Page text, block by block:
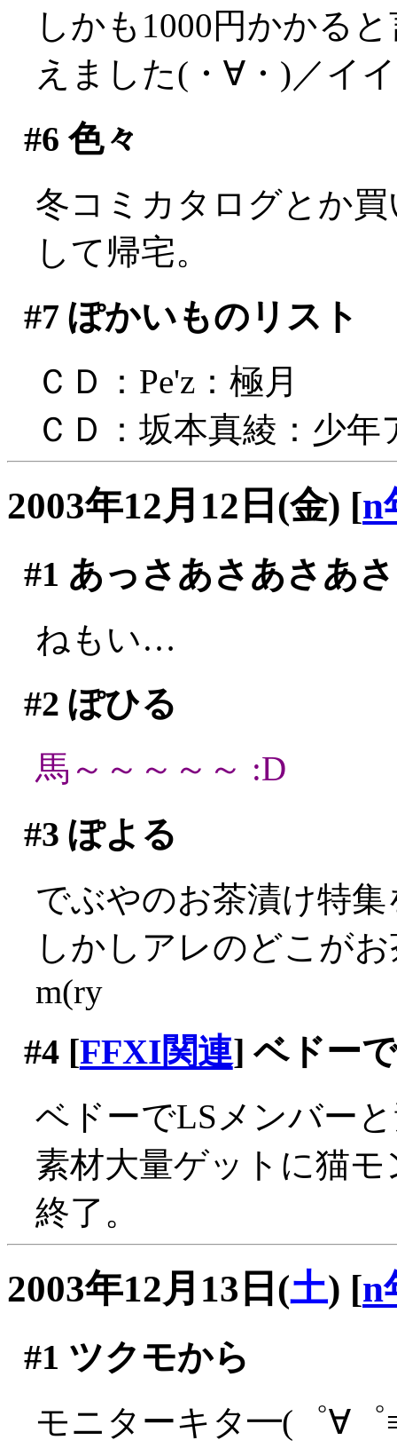
しかも1000円かかる
えました(・∀・)／イ
#6 色々
冬コミカタログとか
して帰宅。
#7 ぽかいものリスト
ＣＤ：Pe'z：極月
ＣＤ：坂本真綾：少年
2003年12月12日(金) [n
#1 あっさあさあさあ
ねもい…
#2 ぽひる
馬～～～～～ :D
#3 ぽよる
でぶやのお茶漬け特集
しかしアレのどこが
m(ry
#4[FFXI関連] ベドー
ベドーでLSメンバー
素材大量ゲットに猫
終了。
2003年12月13日(土) [n
#1 ツクモから
モニターキタ━(゜∀